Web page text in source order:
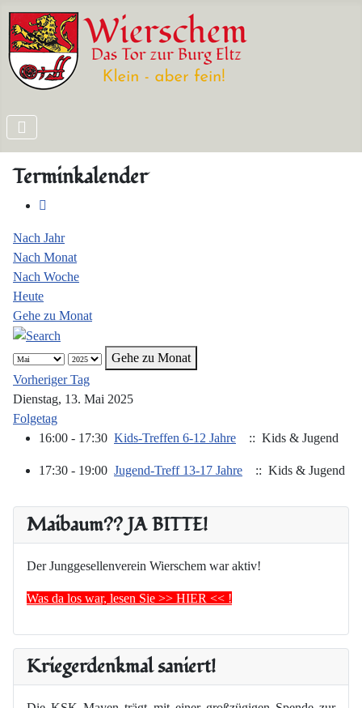
Maibaum?? JA BITTE!
Der Junggesellenverein Wierschem war aktiv!
Was da los war, lesen Sie >> HIER << !
Kriegerdenkmal saniert!
Terminkalender
Nach Jahr
Nach Monat
Nach Woche
Heute
Gehe zu Monat
Gehe zu Monat
Vorheriger Tag
Dienstag, 13. Mai 2025
Folgetag
16:00 - 17:30 Kids-Treffen 6-12 Jahre :: Kids & Jugend
17:30 - 19:00 Jugend-Treff 13-17 Jahre :: Kids & Jugend